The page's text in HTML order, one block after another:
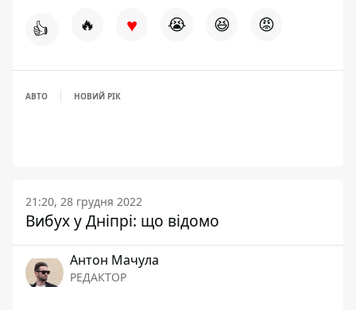
👍 🔥 ♥ 😭 😆 😡
АВТО НОВИЙ РІК
21:20, 28 грудня 2022
Вибух у Дніпрі: що відомо
Антон Мачула
РЕДАКТОР